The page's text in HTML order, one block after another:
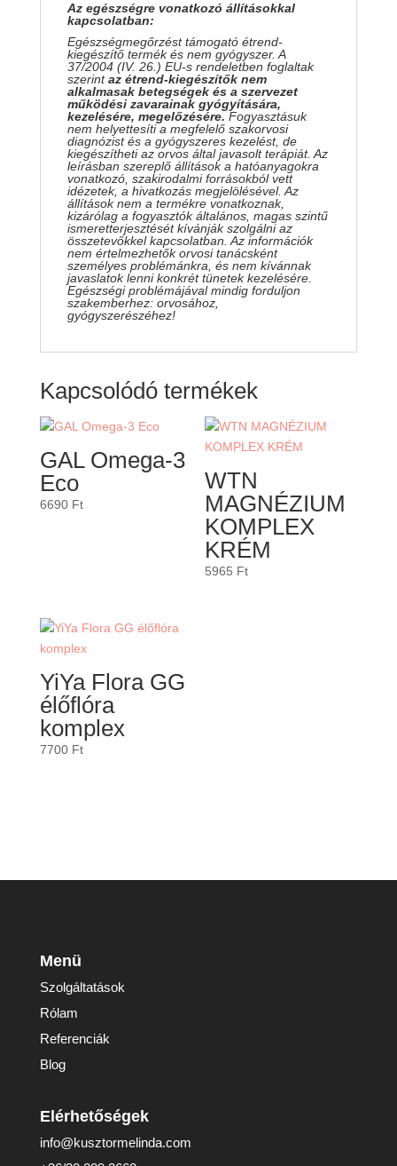
Az egészségre vonatkozó állításokkal
kapcsolatban:
Egészségmegőrzést támogató étrend-
kiegészítő termék és nem gyógyszer. A
37/2004 (IV. 26.) EU-s rendeletben foglaltak
szerintaz étrend-kiegészítők nem
alkalmasak betegségek és a szervezet
működési zavarainak gyógyítására,
kezelésére, megelőzésére. Fogyasztásuk
nem helyettesíti a megfelelő szakorvosi
diagnózist és a gyógyszeres kezelést, de
kiegészítheti az orvos által javasolt terápiát. Az
leírásban szereplő állítások a hatóanyagokra
vonatkozó, szakirodalmi forrásokból vett
idézetek, a hivatkozás megjelölésével. Az
állítások nem a termékre vonatkoznak,
kizárólag a fogyasztók általános, magas szintű
ismeretterjesztését kívánják szolgálni az
összetevőkkel kapcsolatban. Az információk
nem értelmezhetők orvosi tanácsként
személyes problémánkra, és nem kívánnak
javaslatok lenni konkrét tünetek kezelésére.
Egészségi problémájával mindig forduljon
szakemberhez: orvosához,
gyógyszerészéhez!
Kapcsolódó termékek
GAL Omega-3
Eco
6690 Ft
WTN
MAGNÉZIUM
KOMPLEX
KRÉM
5965 Ft
YiYa Flora GG
élőflóra
komplex
7700 Ft
Menü
Szolgáltatások
Rólam
Referenciák
Blog
Elérhetőségek
info@kusztormelinda.com